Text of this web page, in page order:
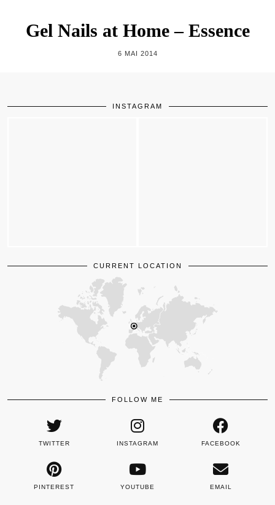
Gel Nails at Home – Essence
6 MAI 2014
INSTAGRAM
CURRENT LOCATION
FOLLOW ME
TWITTER INSTAGRAM FACEBOOK
PINTEREST YOUTUBE EMAIL